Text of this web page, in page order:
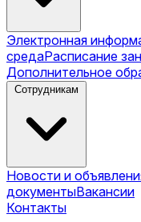
Электронная
средаРасписание
Дополнительное
Сотрудникам
Новости и
документыВакансии
Контакты